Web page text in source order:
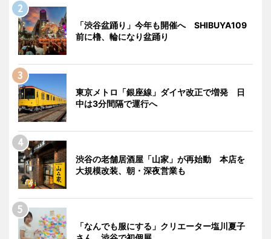
「渋谷盆踊り」今年も開催へ SHIBUYA109
前に櫓、輪になり盆踊り
東京メトロ「銀座線」ダイヤ改正で増発 日
中は3分間隔で運行へ
渋谷の老舗居酒屋「山家」が再始動 本店を
大規模改装、朝・深夜営業も
「なんでも服にする」クリエーター塩川夏子